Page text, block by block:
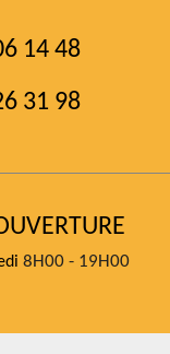
14 48
31 98
8H00 - 19H00